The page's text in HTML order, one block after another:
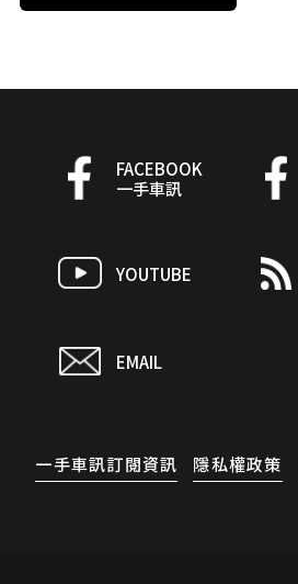
FACEBOOK
一手車訊
YOUTUBE
EMAIL
一手車訊訂閱資訊 隱私權政策